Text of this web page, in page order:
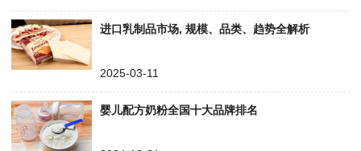
进口乳制品市场, 规模、品类、趋势全解析
2025-03-11
婴儿配方奶粉全国十大品牌排名